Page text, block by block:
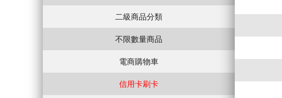
二級商品分類
不限數量商品
電商購物車
信用卡刷卡